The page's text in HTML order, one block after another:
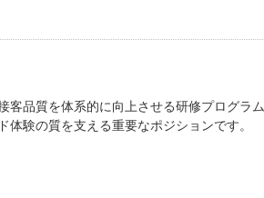
客品質を体系的に向上させる研修プログラ
験の質を支える重要なポジションです。